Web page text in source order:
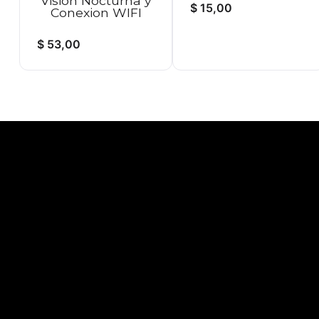
Conexion WIFI
$ 53,00
$ 15,00